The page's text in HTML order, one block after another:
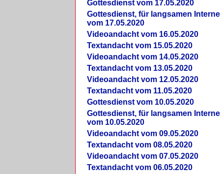
Gottesdienst vom 17.05.2020
Gottesdienst, für langsamen
vom 17.05.2020
Videoandacht vom 16.05.2020
Textandacht vom 15.05.2020
Videoandacht vom 14.05.2020
Textandacht vom 13.05.2020
Videoandacht vom 12.05.2020
Textandacht vom 11.05.2020
Gottesdienst vom 10.05.2020
Gottesdienst, für langsamen
vom 10.05.2020
Videoandacht vom 09.05.2020
Textandacht vom 08.05.2020
Videoandacht vom 07.05.2020
Textandacht vom 06.05.2020